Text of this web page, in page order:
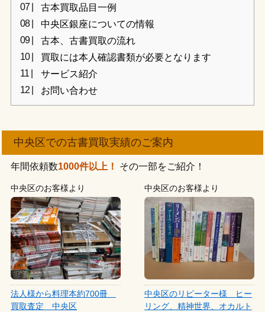
古本買取品目一例
中央区銀座についての情報
古本、古書買取の流れ
買取には本人確認書類が必要となります
サービス紹介
お問い合わせ
中央区での古書買取実績のご案内
年間依頼数1000件以上！ その一部をご紹介！
中央区のお客様より
法人様から料理本約700冊
買取査定 中央区
中央区のお客様より
中央区のリピーター様 ヒー
リング、精神世界、オカルト